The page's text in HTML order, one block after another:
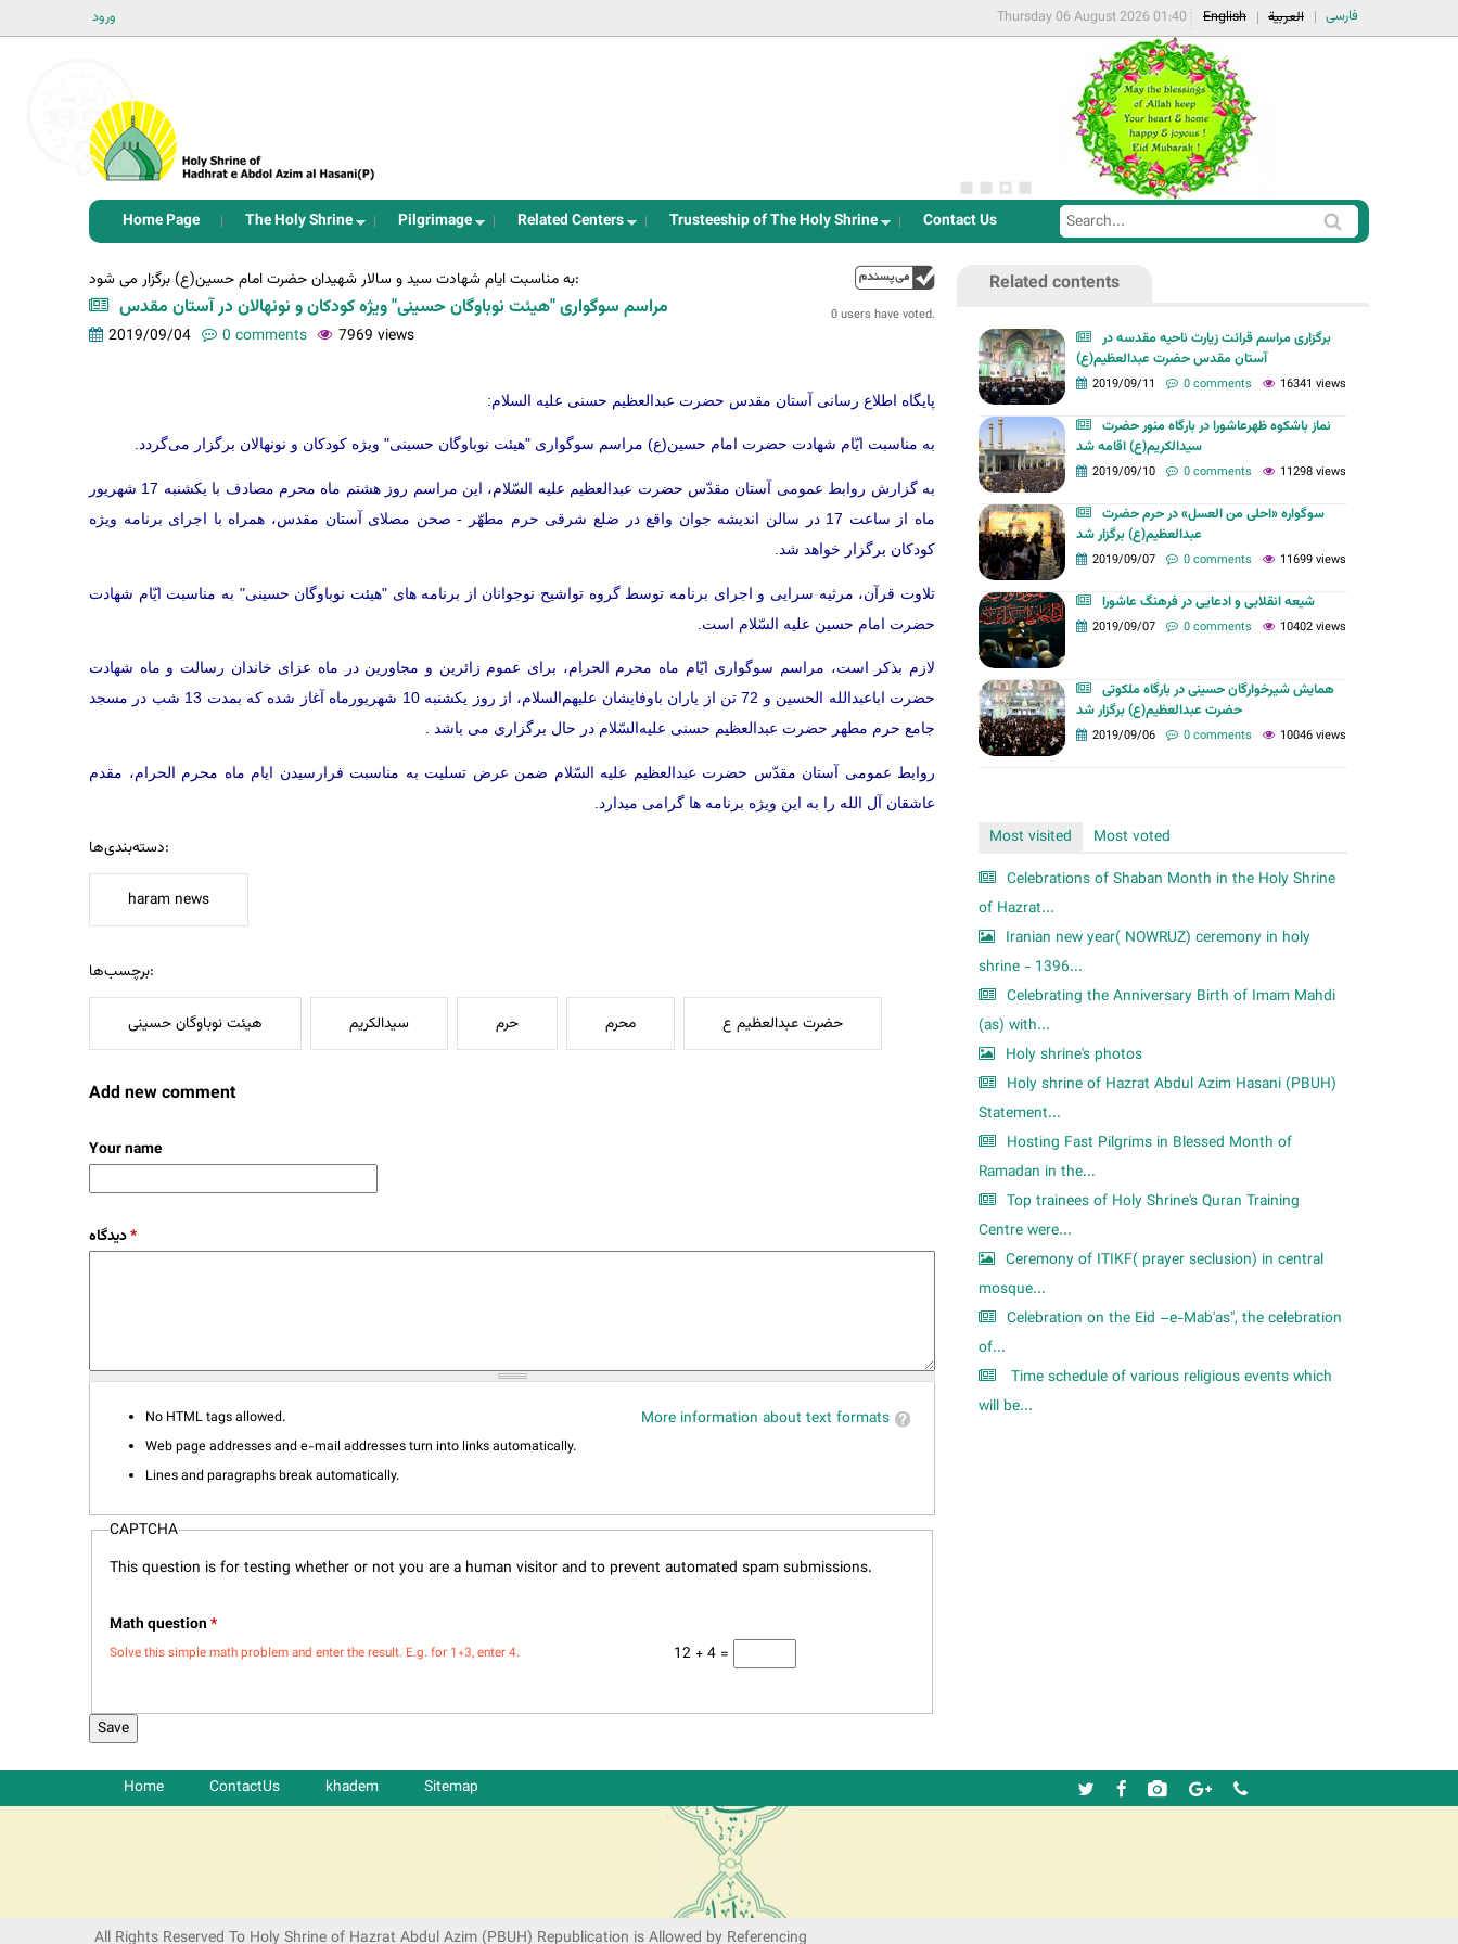
ورود فارسی العربية English
Thursday 06 August 2026 01:40
Home Page The Holy Shrine Pilgrimage Related Centers Trusteeship of The Holy Shrine Contact Us
S
e
S
e
a
0 users have voted.
به مناسبت ایام شهادت سید و سالار شهیدان حضرت امام حسین(ع) برگزار می شود:
مراسم سوگواری "هیئت نوباوگان حسینی" ویژه کودکان و نونهالان در آستان مقدس
2019/09/04 0 comments 7969 views
پایگاه اطلاع رسانی آستان مقدس حضرت عبدالعظیم حسنی علیه السلام:
به مناسبت ایّام شهادت حضرت امام حسین(ع) مراسم سوگواری "هیئت نوباوگان حسینی" ویژه کودکان و نونهالان برگزار می‌گردد.
به گزارش روابط عمومی آستان مقدّس حضرت عبدالعظیم علیه السّلام، این مراسم روز هشتم ماه محرم مصادف با یکشنبه 17 شهریور
ماه از ساعت 17 در سالن اندیشه جوان واقع در ضلع شرقی حرم مطهّر - صحن مصلای آستان مقدس، همراه با اجرای برنامه ویژه
کودکان برگزار خواهد شد.
تلاوت قرآن، مرثیه سرایی و اجرای برنامه توسط گروه تواشیح نوجوانان از برنامه های "هیئت نوباوگان حسینی" به مناسبت ایّام شهادت
حضرت امام حسین علیه السّلام است.
لازم بذکر است، مراسم سوگواری ایّام ماه محرم الحرام، برای عموم زائرین و مجاورین در ماه عزای خاندان رسالت و ماه شهادت
حضرت اباعبدالله الحسین و 72 تن از یاران باوفایشان علیهم‌السلام، از روز یکشنبه 10 شهریورماه آغاز شده که بمدت 13 شب در مسجد
جامع حرم مطهر حضرت عبدالعظیم حسنی علیه‌السّلام در حال برگزاری می باشد .
روابط عمومی آستان مقدّس حضرت عبدالعظیم علیه السّلام ضمن عرض تسلیت به مناسبت فرارسیدن ایام ماه محرم الحرام، مقدم
عاشقان آل الله را به این ویژه برنامه ها گرامی میدارد.
دسته‌بندی‌ها:
haram news
برچسب‌ها:
هیئت نوباوگان حسینی سیدالکریم حرم محرم حضرت عبدالعظیم ع
Add new comment
Your name
*
More information about text formats
No HTML tags allowed.
Web page addresses and e-mail addresses turn into links automatically.
Lines and paragraphs break automatically.
CAPTCHA
This question is for testing whether or not you are a human visitor and to prevent automated spam submissions.
Math question*
12 + 4 =
Solve this simple math problem and enter the result. E.g. for 1+3, enter 4.
Related contents
برگزاری مراسم قرائت زیارت ناحیه مقدسه در
آستان مقدس حضرت عبدالعظیم(ع)
2019/09/11 0 comments 16341 views
نماز باشکوه ظهرعاشورا در بارگاه منور حضرت
سیدالکریم(ع) اقامه شد
2019/09/10 0 comments 11298 views
سوگواره «احلی من العسل» در حرم حضرت
عبدالعظیم(ع) برگزار شد
2019/09/07 0 comments 11699 views
شیعه انقلابی و ادعایی در فرهنگ عاشورا
2019/09/07 0 comments 10402 views
همایش شیرخوارگان حسینی در بارگاه ملکوتی
حضرت عبدالعظیم(ع) برگزار شد
2019/09/06 0 comments 10046 views
Most visited
Most voted
Celebrations of Shaban Month in the Holy Shrine
of Hazrat...
Iranian new year( NOWRUZ) ceremony in holy
shrine - 1396...
Celebrating the Anniversary Birth of Imam Mahdi
(as) with...
Holy shrine's photos
Holy shrine of Hazrat Abdul Azim Hasani (PBUH)
Statement...
Hosting Fast Pilgrims in Blessed Month of
Ramadan in the...
Top trainees of Holy Shrine's Quran Training
Centre were...
Ceremony of ITIKF( prayer seclusion) in central
mosque...
Celebration on the Eid –e-Mab'as", the celebration
of...
Time schedule of various religious events which
will be...
Home ContactUs khadem Sitemap
All Rights Reserved To Holy Shrine of Hazrat Abdul Azim (PBUH) Republication is Allowed by Referencing